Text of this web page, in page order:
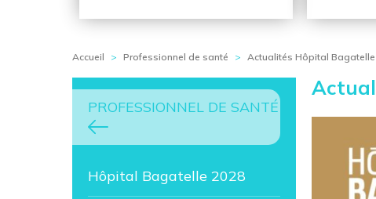
Accueil > Professionnel de santé > Actualités Hôpital Bagatelle
PROFESSIONNEL DE SANTÉ
Hôpital Bagatelle 2028